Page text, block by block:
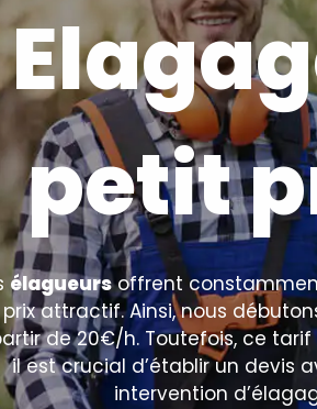
petit
élagueursoffrent
attractif. Ainsi, nous
de 20€/h. Toutefois, ce
il est crucial d’établir un devis
intervention